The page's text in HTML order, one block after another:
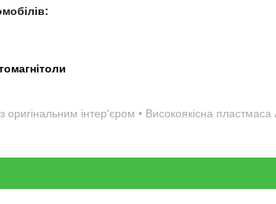
оригінальним інтер'єром • Високоякісна